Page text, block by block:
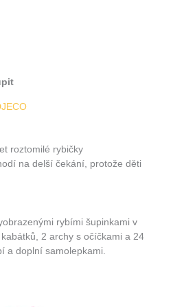
roztomilé rybičky
na delší čekání, protože děti
rybími šupinkami v
2 archy s očíčkami a 24
a doplní samolepkami.